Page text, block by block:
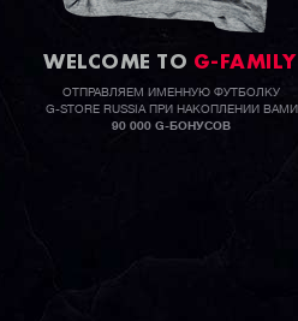
WELCOME TO G-FAMILY
ОТПРАВЛЯЕМ ИМЕННУЮ ФУТБОЛКУ
G-STORE RUSSIA ПРИ НАКОПЛЕНИИ ВАМИ
90 000 G-БОНУСОВ